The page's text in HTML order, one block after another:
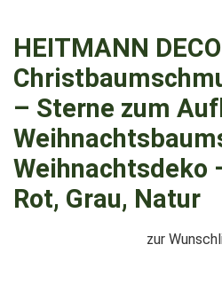
HEITMANN DECO
– Sterne zum
Weihnachtsdeko
Rot, Grau, Natur
zur